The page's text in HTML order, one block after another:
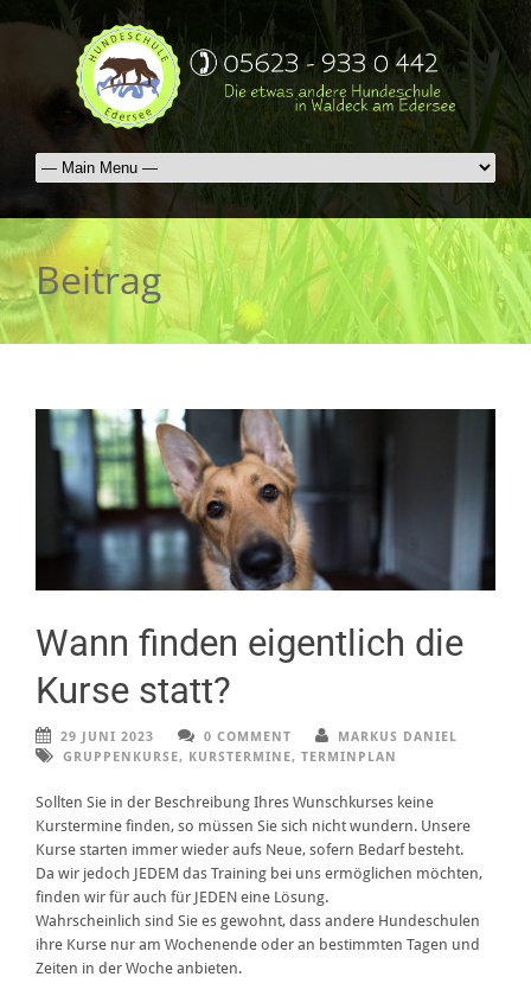
Beitrag
Wann finden eigentlich die
Kurse statt?
29 JUNI 2023 0 COMMENT
MARKUS DANIEL
GRUPPENKURSE, KURSTERMINE, TERMINPLAN
Sollten Sie in der Beschreibung Ihres Wunschkurses keine
Kurstermine finden, so müssen Sie sich nicht wundern. Unsere
Kurse starten immer wieder aufs Neue, sofern Bedarf besteht.
Da wir jedoch JEDEM das Training bei uns ermöglichen möchten,
finden wir für auch für JEDEN eine Lösung.
Wahrscheinlich sind Sie es gewohnt, dass andere Hundeschulen
ihre Kurse nur am Wochenende oder an bestimmten Tagen und
Zeiten in der Woche anbieten.